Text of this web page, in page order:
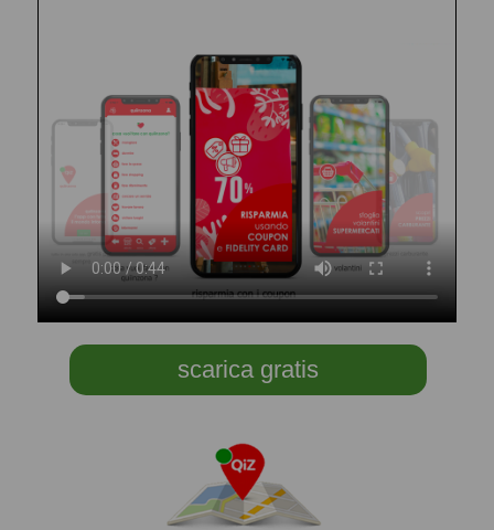
scarica gratis